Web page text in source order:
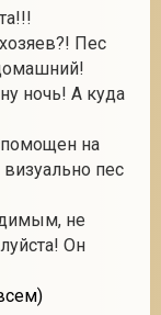
Пес
ночь! А куда
на
пес
не
Он